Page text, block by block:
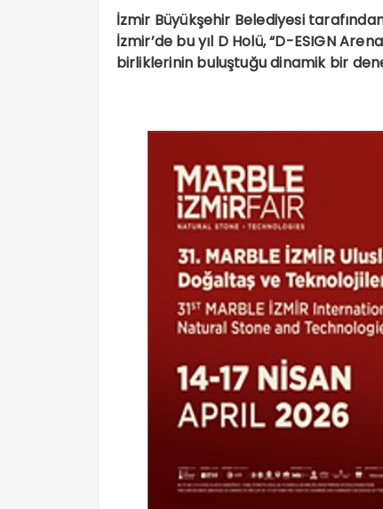
İzmir Büyükşehir Belediyesi
İzmir’de bu yıl D Holü, “D-ESIGN
birliklerinin buluştuğu dinamik bir